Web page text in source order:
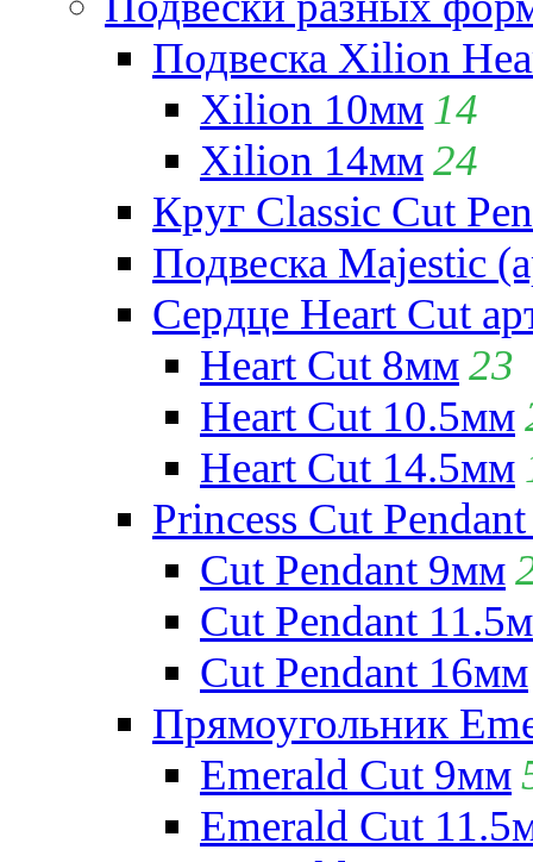
Подвеска Xilion
Xilion 10мм 14
Xilion 14мм24
Круг Classic Cut
Подвеска Majestic
Сердце Heart Cut
Heart Cut 8мм23
Heart Cut 10.5мм
Heart Cut 14.5мм
Princess Cut
Cut Pendant 9мм
Cut Pendant
Cut Pendant 16мм
Прямоугольник
Emerald Cut 9мм
Emerald Cut